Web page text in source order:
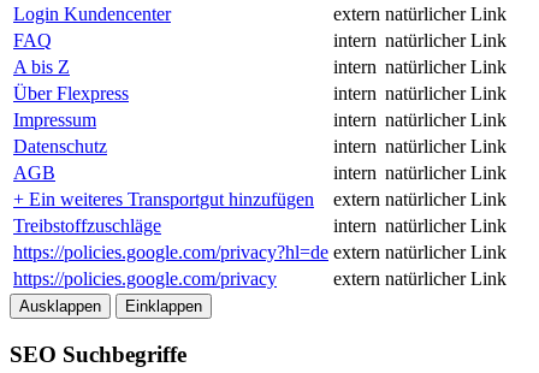
Login Kundencenter
extern natürlicher Link
FAQ
intern natürlicher Link
A bis Z
intern natürlicher Link
Über Flexpress
intern natürlicher Link
Impressum
intern natürlicher Link
Datenschutz
intern natürlicher Link
AGB
intern natürlicher Link
+ Ein weiteres Transportgut hinzufügen
extern natürlicher Link
Treibstoffzuschläge
intern natürlicher Link
https://policies.google.com/privacy?hl=de extern natürlicher Link
https://policies.google.com/privacy
extern natürlicher Link
Ausklappen Einklappen
SEO Suchbegriffe